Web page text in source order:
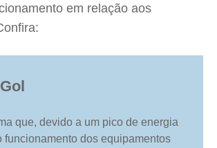
em relação aos
que, devido a um pico de energia
funcionamento dos equipamentos